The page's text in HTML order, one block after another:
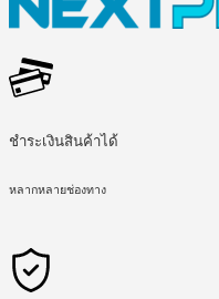
ชำระเงินสินค้าได้
หลากหลายช่องทาง